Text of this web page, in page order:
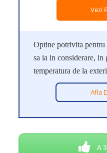
Vezi
Optine potrivita pentru
sa ia in considerare, in
temperatura de la
Afla
A